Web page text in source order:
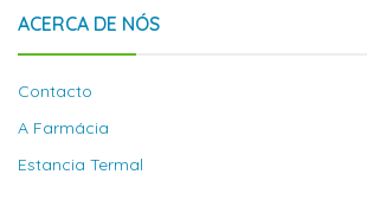
ACERCA DE NÓS
Contacto
A Farmácia
Estancia Termal